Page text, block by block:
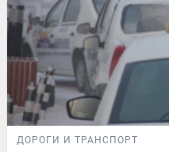
ДОРОГИ И ТРАНСПОРТ